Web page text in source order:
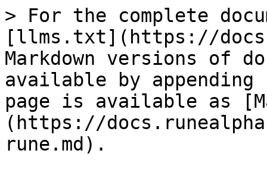
> For the complete
[llms.txt](https://
Markdown versions of
available by
page is available as
(https://
rune.md).